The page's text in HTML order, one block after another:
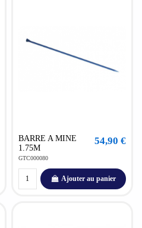
BARRE A MINE
1.75M
GTC000080
54,90 €
Ajouter au panier